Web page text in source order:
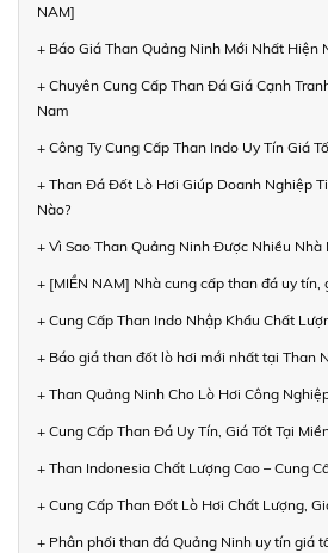
NAM]
+ Báo Giá Than Quảng Ninh Mới Nhất Hiện
+ Chuyên Cung Cấp Than Đá Giá Cạnh
Nam
+ Công Ty Cung Cấp Than Indo Uy Tín Giá
+ Than Đá Đốt Lò Hơi Giúp Doanh Nghiệp
Nào?
+ Vì Sao Than Quảng Ninh Được Nhiều Nhà
+ [MIỀN NAM] Nhà cung cấp than đá uy tín,
+ Cung Cấp Than Indo Nhập Khẩu Chất
+ Báo giá than đốt lò hơi mới nhất tại Than
+ Than Quảng Ninh Cho Lò Hơi Công
+ Cung Cấp Than Đá Uy Tín, Giá Tốt Tại
+ Than Indonesia Chất Lượng Cao – Cung
+ Cung Cấp Than Đốt Lò Hơi Chất Lượng,
+ Phân phối than đá Quảng Ninh uy tín giá